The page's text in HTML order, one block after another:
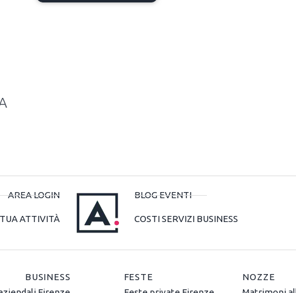
AREA LOGIN
ATTIVITÀ
BLOG EVENTI
COSTI SERVIZI BUSINESS
BUSINESS
FESTE
NOZZE